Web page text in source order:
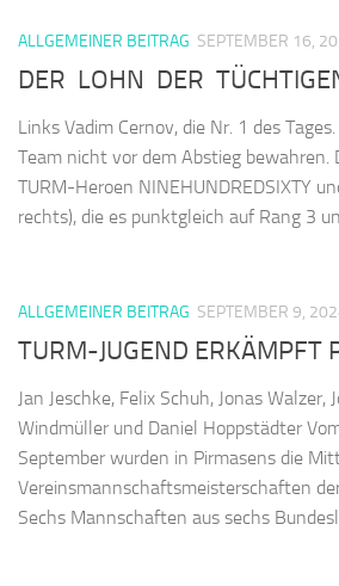
ALLGEMEINER BEITRAG SEPTEMBER 16,
DER LOHN DER
Links Vadim Cernov, die Nr. 1 des
Team nicht vor dem Abstieg bewahren.
TURM-Heroen NINEHUNDREDSIXTY
rechts), die es punktgleich auf Rang 3
ALLGEMEINER BEITRAG SEPTEMBER 9,
TURM-JUGEND ERKÄMPFT
Jan Jeschke, Felix Schuh, Jonas Walzer,
Windmüller und Daniel Hoppstädter
September wurden in Pirmasens die
Vereinsmannschaftsmeisterschaften
Sechs Mannschaften aus sechs